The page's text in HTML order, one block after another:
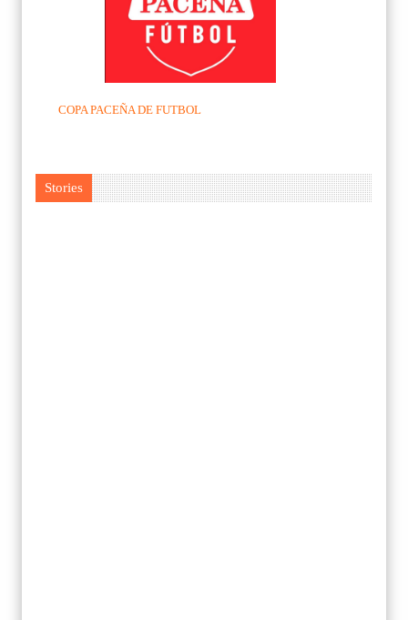
COPA PACEÑA DE FUTBOL
Stories